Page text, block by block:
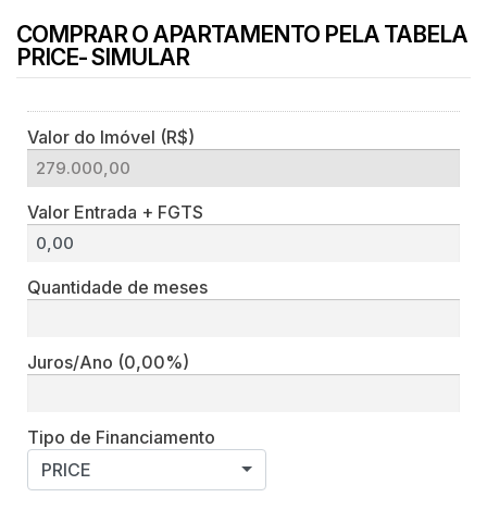
COMPRAR O APARTAMENTO PELA TABELA
PRICE- SIMULAR
Valor do Imóvel (R$)
Valor Entrada + FGTS
Quantidade de meses
Juros/Ano (0,00%)
Tipo de Financiamento
PRICE